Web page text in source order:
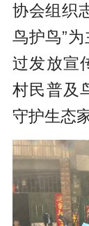
协会组织
鸟护鸟”
过发放宣
村民普及
守护生态